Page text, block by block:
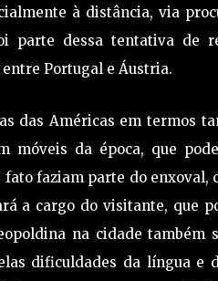
à distância, via
parte dessa tentativa de
Portugal e Áustria.
das Américas em termos
móveis da época, que
faziam parte do enxoval,
a cargo do visitante, que
na cidade também
dificuldades da língua e